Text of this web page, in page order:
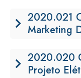
2020.021
Marketing
2020.020
Projeto